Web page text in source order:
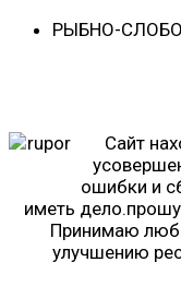
РЫБНО-
Сайт
ошибки и
иметь
Принимаю
улучшению